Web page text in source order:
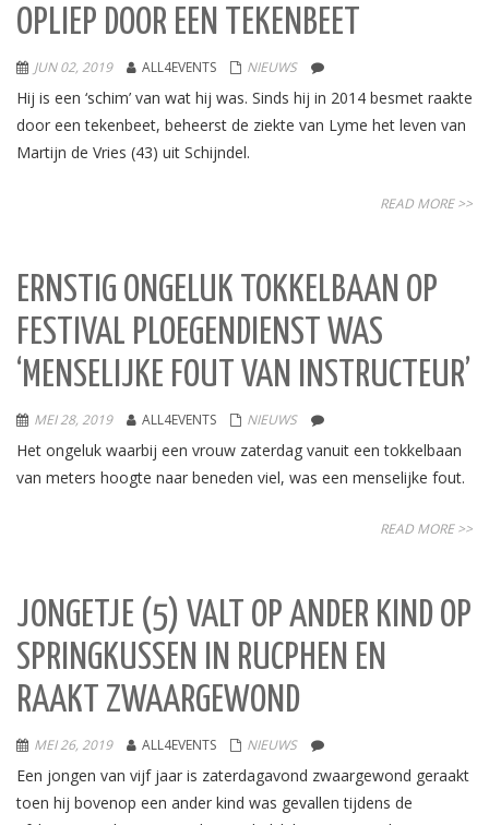
OPLIEP DOOR EEN TEKENBEET
JUN 02, 2019 ALL4EVENTS NIEUWS
Hij is een ‘schim’ van wat hij was. Sinds hij in 2014 besmet raakte
door een tekenbeet, beheerst de ziekte van Lyme het leven van
Martijn de Vries (43) uit Schijndel.
READ MORE >>
ERNSTIG ONGELUK TOKKELBAAN OP
FESTIVAL PLOEGENDIENST WAS
‘MENSELIJKE FOUT VAN INSTRUCTEUR’
MEI 28, 2019 ALL4EVENTS NIEUWS
Het ongeluk waarbij een vrouw zaterdag vanuit een tokkelbaan
van meters hoogte naar beneden viel, was een menselijke fout.
READ MORE >>
JONGETJE (5) VALT OP ANDER KIND OP
SPRINGKUSSEN IN RUCPHEN EN
RAAKT ZWAARGEWOND
MEI 26, 2019 ALL4EVENTS NIEUWS
Een jongen van vijf jaar is zaterdagavond zwaargewond geraakt
toen hij bovenop een ander kind was gevallen tijdens de